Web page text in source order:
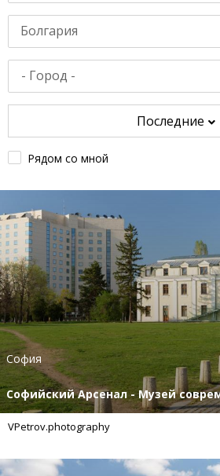
Болгария
Последние
Рядом со мной
София
Софийский Арсенал - Музей
VPetrov.photography